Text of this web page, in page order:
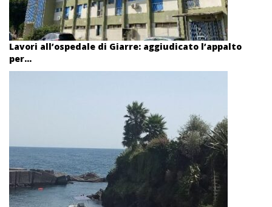
Lavori all’ospedale di Giarre: aggiudicato l’appalto
per...